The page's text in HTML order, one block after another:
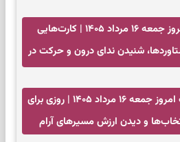
فال تاروت امروز جمعه ۱۶ مرداد ۱۴۰۵ | کارت‌هایی
شنیدن ندای درون و حرکت در
فال سرنوشت امروز جمعه ۱۶ مرداد ۱۴۰۵ | روزی برای
و دیدن ارزش مسیرهای آرام